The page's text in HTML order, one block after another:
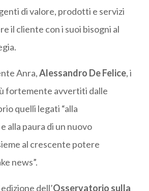
di valore, prodotti e servizi
il cliente con i suoi bisogni al
Anra,Alessandro De Felice, i
fortemente avvertiti dalle
quelli legati “alla
alla paura di un nuovo
al crescente potere
news”.
dell’Osservatorio sulla